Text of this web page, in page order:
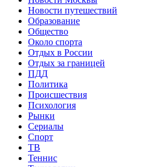
Новости путешествий
Образование
Общество
Около спорта
Отдых в России
Отдых за границей
ПДД
Политика
Происшествия
Психология
Рынки
Сериалы
Спорт
ТВ
Теннис